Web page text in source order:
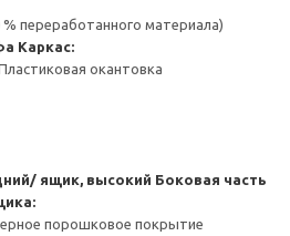
переработанного материала)
Каркас:
окантовка
ящик, высокий Боковая часть
порошковое покрытие